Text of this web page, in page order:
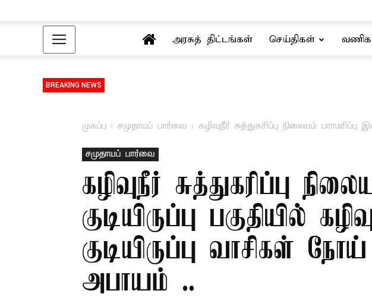
அரசுத் திட்டங்கள் செய்திகள்
BREAKING NEWS
முகப்பு சமுதாயப் பார்வை கழிவுநீர் சுத்துகரிப்பு நிலையம்
சமுதாயப் பார்வை
கழிவுநீர் சுத்துகரிப்பு
குடியிருப்பு பகுதியில்
குடியிருப்பு வாசிகள்
அபாயம் ..